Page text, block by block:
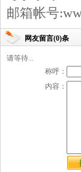
邮箱帐号
网友留言(0)条
请等待...
称呼：
内容：